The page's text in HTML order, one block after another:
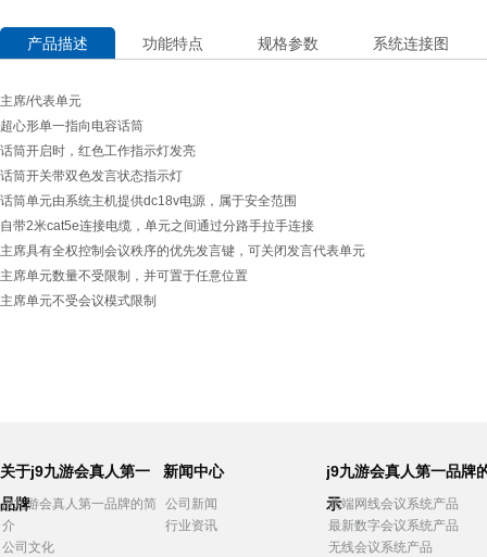
产品描述 功能特点 规格参数 系统连接图
主席/代表单元
超心形单一指向电容话筒
话筒开启时，红色工作指示灯发亮
话筒开关带双色发言状态指示灯
话筒单元由系统主机提供dc18v电源，属于安全范围
自带2米cat5e连接电缆，单元之间通过分路手拉手连接
主席具有全权控制会议秩序的优先发言键，可关闭发言代表单元
主席单元数量不受限制，并可置于任意位置
主席单元不受会议模式限制
关于j9九游会真人第一
品牌
j9九游会真人第一品牌的简
介
公司文化
新闻中心
公司新闻
行业资讯
j9九游会真人第一品牌
示
高端网线会议系统产品
最新数字会议系统产品
无线会议系统产品